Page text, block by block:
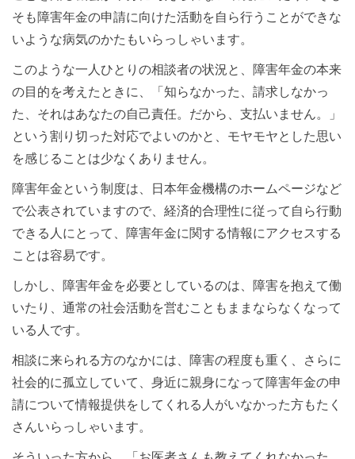
そも障害年金の申請に向けた活動を自ら行うことができな
いような病気のかたもいらっしゃいます。
このような一人ひとりの相談者の状況と、障害年金の本来
の目的を考えたときに、「知らなかった、請求しなかっ
た、それはあなたの自己責任。だから、支払いません。」
という割り切った対応でよいのかと、モヤモヤとした思い
を感じることは少なくありません。
障害年金という制度は、日本年金機構のホームページなど
で公表されていますので、経済的合理性に従って自ら行動
できる人にとって、障害年金に関する情報にアクセスする
ことは容易です。
しかし、障害年金を必要としているのは、障害を抱えて働
いたり、通常の社会活動を営むこともままならなくなって
いる人です。
相談に来られる方のなかには、障害の程度も重く、さらに
社会的に孤立していて、身近に親身になって障害年金の申
請について情報提供をしてくれる人がいなかった方もたく
さんいらっしゃいます。